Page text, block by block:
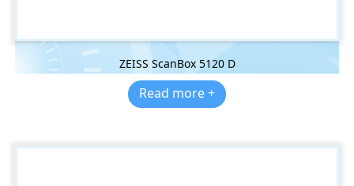
ZEISS ScanBox 5120 D
Read more +